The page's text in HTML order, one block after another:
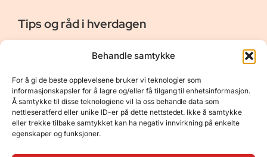
Behandle samtykke
For å gi de beste opplevelsene bruker vi teknologier som
informasjonskapsler for å lagre og/eller få tilgang til enhetsinformasjon.
Å samtykke til disse teknologiene vil la oss behandle data som
nettleseratferd eller unike ID-er på dette nettstedet. Ikke å samtykke
eller trekke tilbake samtykket kan ha negativ innvirkning på enkelte
egenskaper og funksjoner.
Tips og råd i hverdagen
Er vår bloggside hvor vi ønsker å dele våre opplevelser og
gi deg råd og tips innen reiser, hotell - og restauranter,
naturopplevelser, personlig pleie, data, film og bøker m.m.
Nyttige Linker
Om oss
Kontakt
Resurser
Personvernerklæring
Opphavsrett